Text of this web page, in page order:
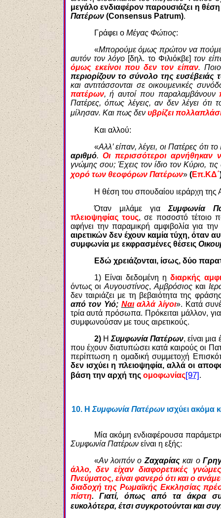
μεγάλο ενδιαφέρον παρουσιάζει η
Πατέρων(Consensus Patrum).
Γράφει ο Μέγας Φώτιος:
«Μπορούμε όμως πρώτον να πούμε
αυτόν τον λόγο [δηλ. το Φιλιόκβε]τον
όμως εκείνοι που δεν τον είπαν.
περιορίζουν το σύνολο της ευσέβειάς
και αντιτάσσονται σε οικουμενικές
πατέρων, ή αυτοί που παραλαμβάνουν
Πατέρες, όπως λέγεις, αν δεν λέγει ότι
μίλησαν. Και πως δεν υβρίζει
Και αλλού:
«Αλλ’ είπαν, λέγει, οι Πατέρες ότι
αριθμό.Οι περισσότεροι αρνήθηκαν
γνώμης σου; Έχεις τον ίδιο τον Κύριο,
χορό των θεοφόρων Πατέρων»(Επ.ΚΔ΄
Η θέση του σπουδαίου ιεράρχη της
Όταν μιλάμε για Συμφωνία
πλειοψηφίας τους, σε ποσοστό τέτοιο
αφήνει την παραμικρή αμφιβολία για
αιρετικών δεν έχουν καμία τύχη, όταν
συμφωνία με εκφρασμένες θέσεις
Εδώ χρειάζονται, ίσως, δύο
1) Είναι δεδομένη ηδιαρκής
όντως οιΑυγουστίνος,Αμβρόσιος και
δεν ταιριάζει με τη βεβαιότητα της
από τον Υιό; Ναιαλλά λίγοι». Κατά
τρία αυτά πρόσωπα. Πρόκειται μάλλον,
συμφωνούσαν με τους αιρετικούς.
2)Η Συμφωνία Πατέρων, είναι
που έχουν διατυπώσει κατά καιρούς οι
περίπτωση η ομαδική συμμετοχή
δεν ισχύει η πλειοψηφία, αλλά οι
βάση την αρχή της ομοφωνίας[97].
10. Η Συμφωνία Πατέρων ισχύει ακόμα
Μία ακόμη ενδιαφέρουσα
Συμφωνία Πατέρων είναι η εξής:
«Αν λοιπόν ο Ζαχαρίας και ο
άλλο, δεν είχαν διαφορετικές
Πνεύματος, είναι φανερό ότι και ο
διαδοχή της Ρωμαϊκής Εκκλησίας
πίστη. Γιατί, όπως από τα άκρα
ευκολότερα, έτσι συγκροτούνται και